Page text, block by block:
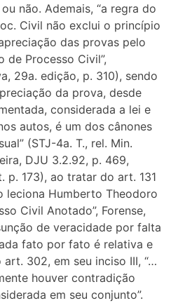
não. Ademais, “a regra do
Civil não exclui o princípio
das provas pelo
de Processo Civil”,
29a. edição, p. 310), sendo
da prova, desde
considerada a lei e
autos, é um dos cânones
(STJ-4a. T., rel. Min.
DJU 3.2.92, p. 469,
p. 173), ao tratar do art. 131
leciona Humberto Theodoro
Civil Anotado”, Forense,
de veracidade por falta
fato por fato é relativa e
302, em seu inciso III, “…
houver contradição
em seu conjunto”.